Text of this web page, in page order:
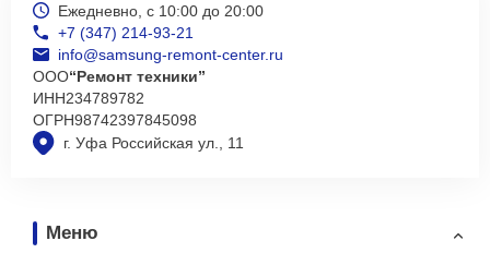
г. Уфа Российская ул., 11
Ежедневно, с 10:00 до 20:00
+7 (347) 214-93-21
info@samsung-remont-center.ru
ООО“Ремонт техники”
ИНН234789782
ОГРН98742397845098
Меню